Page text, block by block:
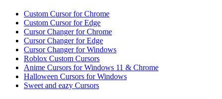
Custom Cursor for Chrome
Custom Cursor for Edge
Cursor Changer for Chrome
Cursor Changer for Edge
Cursor Changer for Windows
Roblox Custom Cursors
Anime Cursors for Windows 11 & Chrome
Halloween Cursors for Windows
Sweet and eazy Cursors